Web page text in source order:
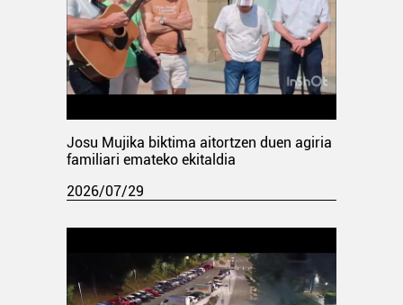
Josu Mujika biktima aitortzen duen agiria
familiari emateko ekitaldia
2026/07/29